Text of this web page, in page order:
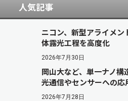
人気記事
ニコン、新型アライメ
体露光工程を高度化
2026年7月30日
岡山大など、単一ナノ
光通信やセンサーへの応
2026年7月28日